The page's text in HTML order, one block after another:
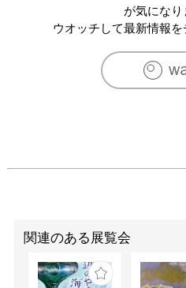
が気になり
ウオッチして最新情報を
関連のある展覧会